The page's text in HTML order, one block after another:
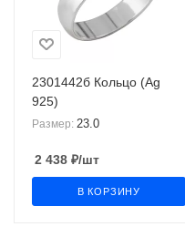
2301442б Кольцо (Ag
925)
Размер: 23.0
2 438 ₽/шт
В КОРЗИНУ